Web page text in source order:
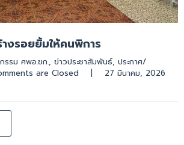
รอยยิ้มให้คนพิการ
รรม ศพอ.ขก., ข่าวประชาสัมพันธ์, ประกาศ/
are Closed |